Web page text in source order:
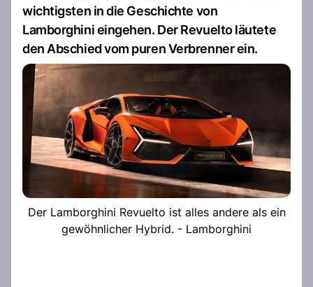
wichtigsten in die Geschichte von
Lamborghini eingehen. Der Revuelto läutete
den Abschied vom puren Verbrenner ein.
Der Lamborghini Revuelto ist alles andere als ein
gewöhnlicher Hybrid. - Lamborghini